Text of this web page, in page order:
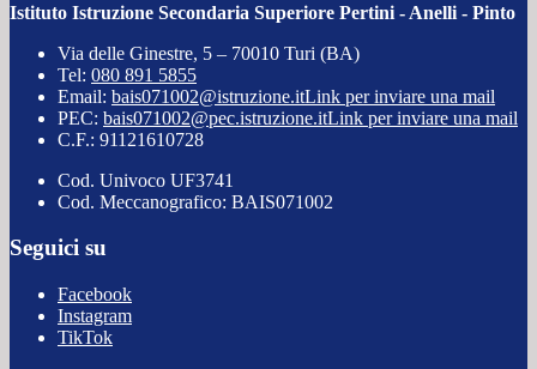
Istituto Istruzione Secondaria Superiore Pertini - Anelli - Pinto
Via delle Ginestre, 5 – 70010 Turi (BA)
Tel: 080 891 5855
Email: bais071002@istruzione.itLink per inviare una mail
PEC: bais071002@pec.istruzione.itLink per inviare una mail
C.F.: 91121610728
Cod. Univoco UF3741
Cod. Meccanografico: BAIS071002
Seguici su
Facebook
Instagram
TikTok